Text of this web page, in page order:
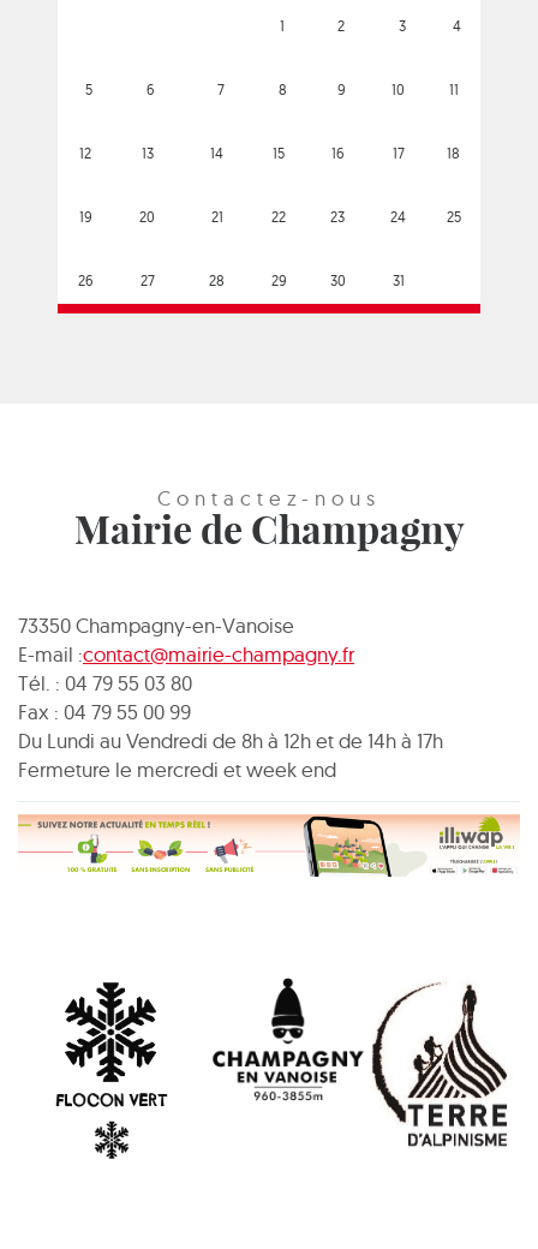
1 2 3 4
5 6 7 8 9 10 11
12 13 14 15 16 17 18
19 20 21 22 23 24 25
26 27 28 29 30 31
Contactez-nous
Mairie de Champagny
73350 Champagny-en-Vanoise
E-mail :contact@mairie-champagny.fr
Tél. : 04 79 55 03 80
Fax : 04 79 55 00 99
Du Lundi au Vendredi de 8h à 12h et de 14h à 17h
Fermeture le mercredi et week end